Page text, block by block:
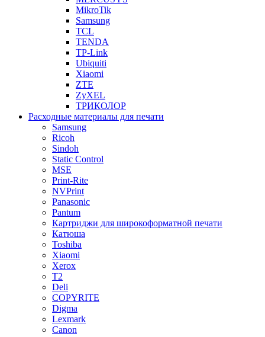
MikroTik
Samsung
TCL
TENDA
TP-Link
Ubiquiti
Xiaomi
ZTE
ZyXEL
ТРИКОЛОР
Расходные материалы для печати
Samsung
Ricoh
Sindoh
Static Control
MSE
Print-Rite
NVPrint
Panasonic
Pantum
Картриджи для широкоформатной печати
Катюша
Toshiba
Xiaomi
Xerox
T2
Deli
COPYRITE
Digma
Lexmark
Canon